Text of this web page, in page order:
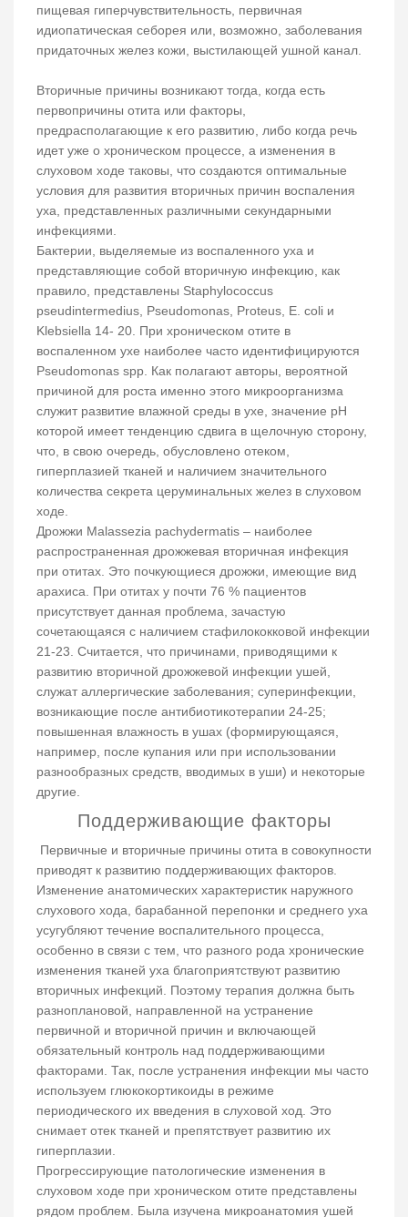
пищевая гиперчувствительность, первичная
идиопатическая себорея или, возможно, заболевания
придаточных желез кожи, выстилающей ушной канал.
Вторичные причины возникают тогда, когда есть
первопричины отита или факторы,
предрасполагающие к его развитию, либо когда речь
идет уже о хроническом процессе, а изменения в
слуховом ходе таковы, что создаются оптимальные
условия для развития вторичных причин воспаления
уха, представленных различными секундарными
инфекциями.
Бактерии, выделяемые из воспаленного уха и
представляющие собой вторичную инфекцию, как
правило, представлены Staphylococcus
pseudintermedius, Pseudomonas, Proteus, E. coli и
Klebsiella 14- 20. При хроническом отите в
воспаленном ухе наиболее часто идентифицируются
Pseudomonas spp. Как полагают авторы, вероятной
причиной для роста именно этого микроорганизма
служит развитие влажной среды в ухе, значение рН
которой имеет тенденцию сдвига в щелочную сторону,
что, в свою очередь, обусловлено отеком,
гиперплазией тканей и наличием значительного
количества секрета церуминальных желез в слуховом
ходе.
Дрожжи Malassezia pachydermatis – наиболее
распространенная дрожжевая вторичная инфекция
при отитах. Это почкующиеся дрожжи, имеющие вид
арахиса. При отитах у почти 76 % пациентов
присутствует данная проблема, зачастую
сочетающаяся с наличием стафилококковой инфекции
21-23. Считается, что причинами, приводящими к
развитию вторичной дрожжевой инфекции ушей,
служат аллергические заболевания; суперинфекции,
возникающие после антибиотикотерапии 24-25;
повышенная влажность в ушах (формирующаяся,
например, после купания или при использовании
разнообразных средств, вводимых в уши) и некоторые
другие.
Поддерживающие факторы
Первичные и вторичные причины отита в совокупности
приводят к развитию поддерживающих факторов.
Изменение анатомических характеристик наружного
слухового хода, барабанной перепонки и среднего уха
усугубляют течение воспалительного процесса,
особенно в связи с тем, что разного рода хронические
изменения тканей уха благоприятствуют развитию
вторичных инфекций. Поэтому терапия должна быть
разноплановой, направленной на устранение
первичной и вторичной причин и включающей
обязательный контроль над поддерживающими
факторами. Так, после устранения инфекции мы часто
используем глюкокортикоиды в режиме
периодического их введения в слуховой ход. Это
снимает отек тканей и препятствует развитию их
гиперплазии.
Прогрессирующие патологические изменения в
слуховом ходе при хроническом отите представлены
рядом проблем. Была изучена микроанатомия ушей